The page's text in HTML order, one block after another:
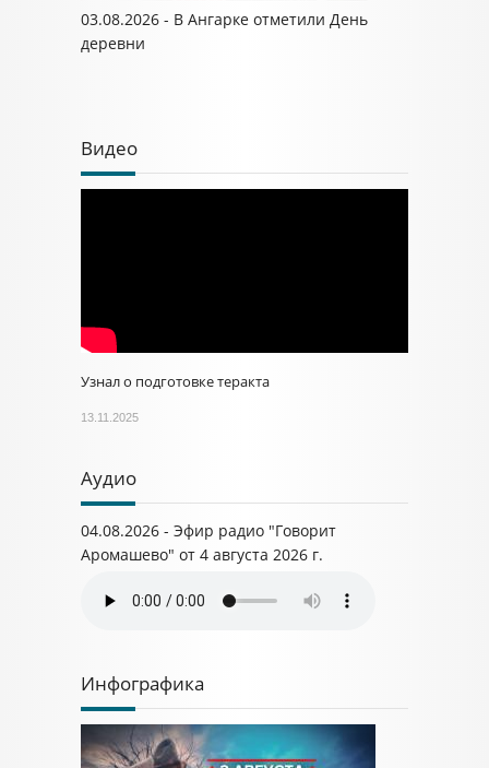
03.08.2026 - В Ангарке отметили День
деревни
Видео
Узнал о подготовке теракта
13.11.2025
Аудио
04.08.2026 - Эфир радио "Говорит
Аромашево" от 4 августа 2026 г.
Инфографика